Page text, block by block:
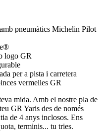
pneumàtics Michelin Pilot
logo GR
per a pista i carretera
vermelles GR
mida. Amb el nostre pla de
GR Yaris des de només
de 4 anys inclosos. Ens
terminis... tu tries.